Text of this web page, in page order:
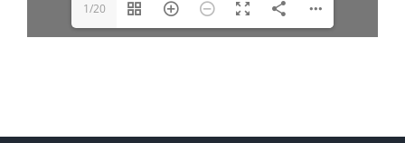
1/20